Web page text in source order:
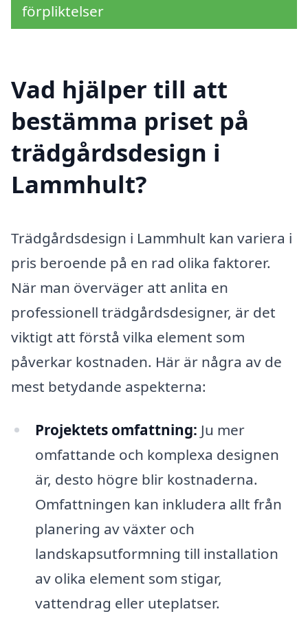
förpliktelser
Vad hjälper till att
bestämma priset på
trädgårdsdesign i
Lammhult?
Trädgårdsdesign i Lammhult kan variera i
pris beroende på en rad olika faktorer.
När man överväger att anlita en
professionell trädgårdsdesigner, är det
viktigt att förstå vilka element som
påverkar kostnaden. Här är några av de
mest betydande aspekterna:
Projektets omfattning: Ju mer
omfattande och komplexa designen
är, desto högre blir kostnaderna.
Omfattningen kan inkludera allt från
planering av växter och
landskapsutformning till installation
av olika element som stigar,
vattendrag eller uteplatser.